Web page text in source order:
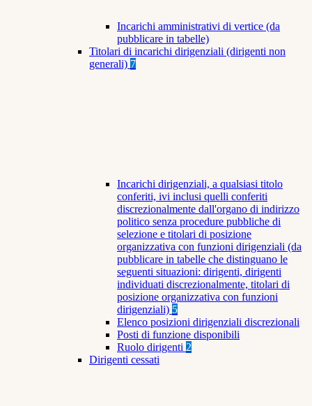
Incarichi amministrativi di vertice (da
pubblicare in tabelle)
Titolari di incarichi dirigenziali (dirigenti non
generali) 7
Incarichi dirigenziali, a qualsiasi titolo
conferiti, ivi inclusi quelli conferiti
discrezionalmente dall'organo di indirizzo
politico senza procedure pubbliche di
selezione e titolari di posizione
organizzativa con funzioni dirigenziali (da
pubblicare in tabelle che distinguano le
seguenti situazioni: dirigenti, dirigenti
individuati discrezionalmente, titolari di
posizione organizzativa con funzioni
dirigenziali) 5
Elenco posizioni dirigenziali discrezionali
Posti di funzione disponibili
Ruolo dirigenti 2
Dirigenti cessati